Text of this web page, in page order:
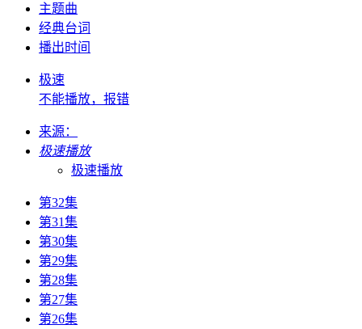
主题曲
经典台词
播出时间
极速
不能播放，报错
来源：
极速播放
极速播放
第32集
第31集
第30集
第29集
第28集
第27集
第26集